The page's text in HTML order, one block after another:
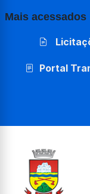
Mais acessados
Portal